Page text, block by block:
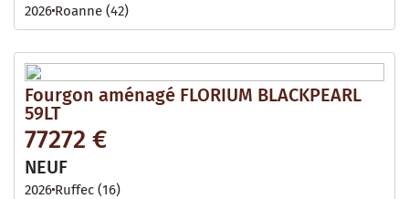
2026 Roanne (42)
Fourgon aménagé FLORIUM BLACKPEARL
59LT
77272 €
NEUF
2026 Ruffec (16)